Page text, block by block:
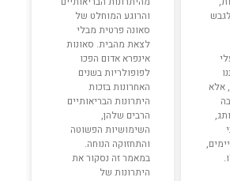
אלא
והרוגע המוחלט של
סאונה פרטית מבלי
לצאת מהבית. סאונות
אינפרא אדום הפכו
לפופולריות בשנים
האחרונות בזכות
היתרונות הבריאותיים
הרבים שלהן,
השימושיות הפשוטה
והתחזוקה הנוחה.
במאמר זה נסקור את
היתרונות של